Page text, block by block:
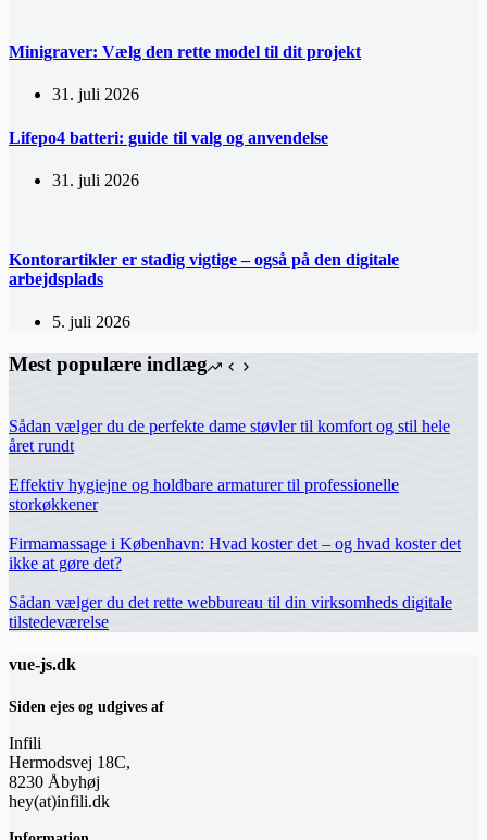
Minigraver: Vælg den rette model til dit projekt
31. juli 2026
Lifepo4 batteri: guide til valg og anvendelse
31. juli 2026
Kontorartikler er stadig vigtige – også på den digitale
arbejdsplads
5. juli 2026
Mest populære indlæg
Sådan vælger du de perfekte dame støvler til komfort og stil hele
året rundt
Effektiv hygiejne og holdbare armaturer til professionelle
storkøkkener
Firmamassage i København: Hvad koster det – og hvad koster det
ikke at gøre det?
Sådan vælger du det rette webbureau til din virksomheds digitale
tilstedeværelse
vue-js.dk
Siden ejes og udgives af
Infili
Hermodsvej 18C,
8230 Åbyhøj
hey(at)infili.dk